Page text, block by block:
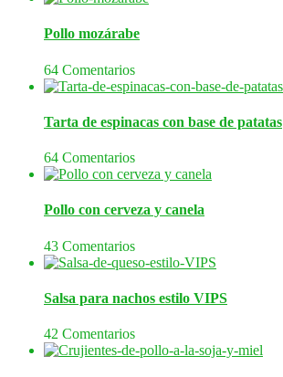
Pollo mozárabe
64 Comentarios
Tarta de espinacas con base de patatas
64 Comentarios
Pollo con cerveza y canela
43 Comentarios
Salsa para nachos estilo VIPS
42 Comentarios